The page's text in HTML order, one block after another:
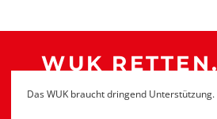
WUK
Das WUK braucht dringend Unterstützung.